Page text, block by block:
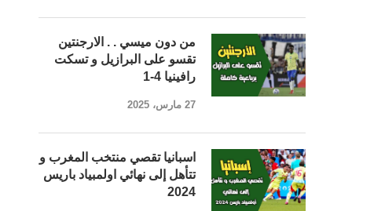
من دون ميسي . . الارجنتين
تقسو على البرازيل و تسكت
رافينيا 4-1
27 مارس، 2025
اسبانيا تقصي منتخب المغرب و
تتأهل إلى نهائي اولمبياد باريس
2024